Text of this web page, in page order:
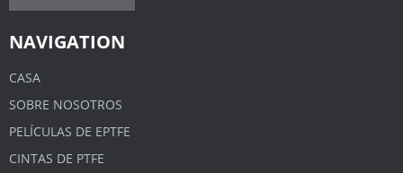
NAVIGATION
CASA
SOBRE NOSOTROS
PELÍCULAS DE EPTFE
CINTAS DE PTFE